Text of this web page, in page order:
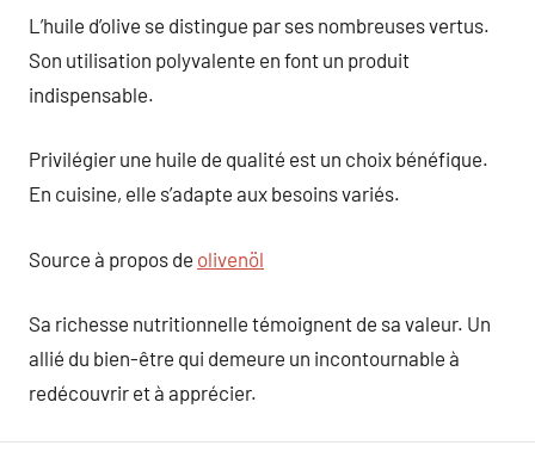
L’huile d’olive se distingue par ses nombreuses vertus.
Son utilisation polyvalente en font un produit
indispensable.
Privilégier une huile de qualité est un choix bénéfique.
En cuisine, elle s’adapte aux besoins variés.
Source à propos de olivenöl
Sa richesse nutritionnelle témoignent de sa valeur. Un
allié du bien-être qui demeure un incontournable à
redécouvrir et à apprécier.